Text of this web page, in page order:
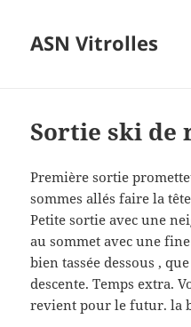
ASN Vitrolles
Sortie ski de
Première sortie
sommes allés faire la
Petite sortie avec une
au sommet avec une
bien tassée dessous ,
descente. Temps extra.
revient pour le futur. la